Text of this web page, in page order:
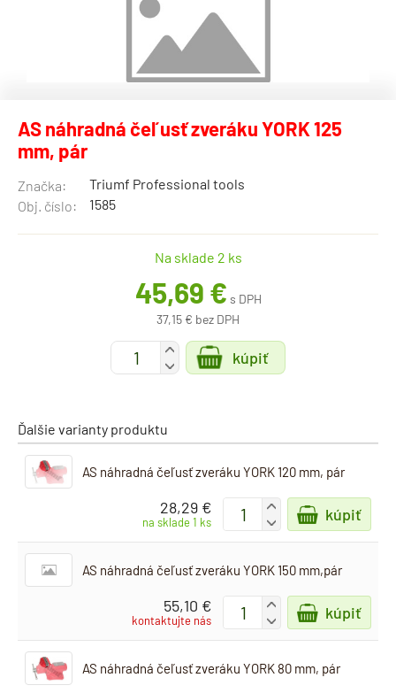
AS náhradná čeľusť zveráku YORK 125
mm, pár
Značka:
Triumf Professional tools
Obj. číslo:
1585
Na sklade 2 ks
45,69 € s DPH
37,15 € bez DPH
+
-
kúpiť
Ďalšie varianty produktu
AS náhradná čeľusť zveráku YORK 120 mm, pár
28,29 €
na sklade 1 ks
+
-
kúpiť
AS náhradná čeľusť zveráku YORK 150 mm,pár
55,10 €
kontaktujte nás
+
-
kúpiť
AS náhradná čeľusť zveráku YORK 80 mm, pár